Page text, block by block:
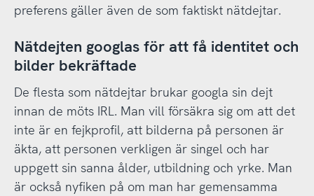
preferens gäller även de som faktiskt nätdejtar.
Nätdejten googlas för att få identitet och
bilder bekräftade
De flesta som nätdejtar brukar googla sin dejt
innan de möts IRL. Man vill försäkra sig om att det
inte är en fejkprofil, att bilderna på personen är
äkta, att personen verkligen är singel och har
uppgett sin sanna ålder, utbildning och yrke. Man
är också nyfiken på om man har gemensamma